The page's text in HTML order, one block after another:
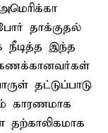
தாக்குதல்
நீடித்த இந்த
தட்டுப்பாடு
காரணமாக
தற்காலிகமாக